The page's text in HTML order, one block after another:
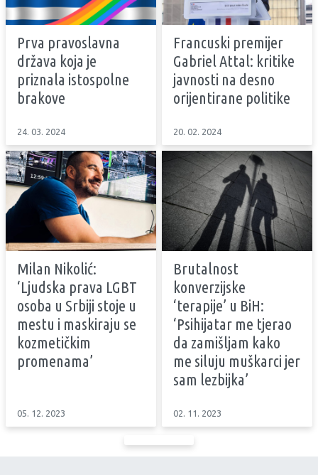
Prva pravoslavna
država koja je
priznala istospolne
brakove
24. 03. 2024
Francuski premijer
Gabriel Attal: kritike
javnosti na desno
orijentirane politike
20. 02. 2024
Milan Nikolić:
‘Ljudska prava LGBT
osoba u Srbiji stoje u
mestu i maskiraju se
kozmetičkim
promenama’
05. 12. 2023
Brutalnost
konverzijske
‘terapije’ u BiH:
‘Psihijatar me tjerao
da zamišljam kako
me siluju muškarci jer
sam lezbijka’
02. 11. 2023